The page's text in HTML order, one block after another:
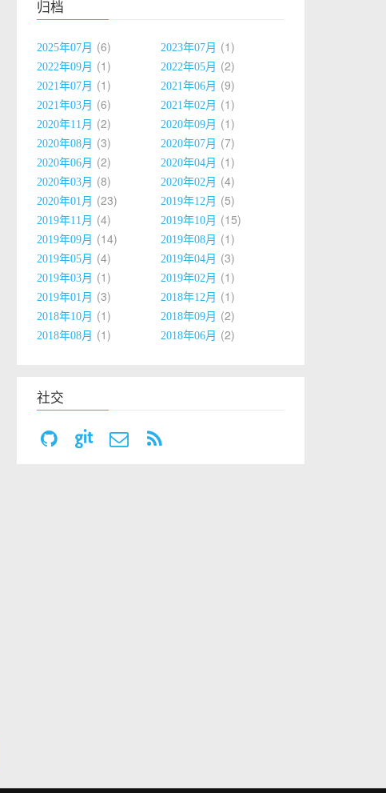
Object... args)
{
classLoader));
args, names);
归档
2025年07月 6 2023年07月 1
2022年09月 1 2022年05月 2
2021年07月 1 2021年06月 9
2021年03月 6 2021年02月 1
2020年11月 2 2020年09月 1
2020年08月 3 2020年07月 7
2020年06月 2 2020年04月 1
2020年03月 8 2020年02月 4
2020年01月 23 2019年12月 5
2019年11月 4 2019年10月 15
2019年09月 14 2019年08月 1
2019年05月 4 2019年04月 3
2019年03月 1 2019年02月 1
2019年01月 3 2018年12月 1
2018年10月 1 2018年09月 2
2018年08月 1 2018年06月 2
社交